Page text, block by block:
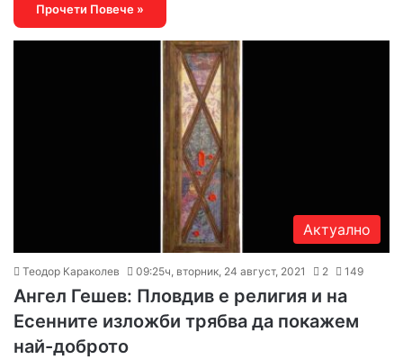
Прочети Повече »
Актуално
Теодор Караколев 09:25ч, вторник, 24 август, 2021 2 149
Ангел Гешев: Пловдив е религия и на
Есенните изложби трябва да покажем
най-доброто